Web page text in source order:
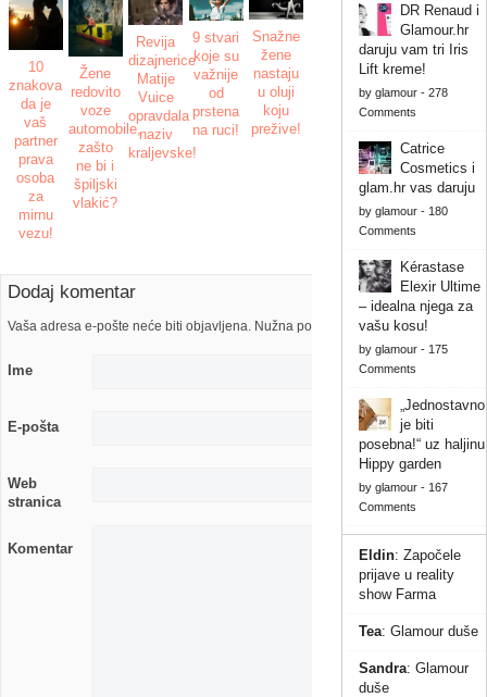
10
znakova
da je
vaš
partner
prava
osoba
za
mirnu
vezu!
Žene
redovito
voze
automobile,
zašto
ne bi i
špiljski
vlakić?
Revija
dizajnerice
Matije
Vuice
opravdala
naziv
kraljevske!
9 stvari
koje su
važnije
od
prstena
na ruci!
Snažne
žene
nastaju
u oluji
koju
prežive!
Dodaj komentar
Vaša adresa e-pošte neće biti objavljena. Nužna polja su označena s
Ime
E-pošta
Web
stranica
Komentar
DR Renaud i
Glamour.hr
daruju vam tri Iris
Lift kreme!
by glamour- 278
Comments
Catrice
Cosmetics i
glam.hr vas daruju
by glamour- 180
Comments
Kérastase
Elexir Ultime
– idealna njega za
vašu kosu!
by glamour- 175
Comments
„Jednostavno
je biti
posebna!“ uz haljinu
Hippy garden
by glamour- 167
Comments
Eldin: Započele
prijave u reality
show Farma
Tea: Glamour duše
Sandra: Glamour
duše